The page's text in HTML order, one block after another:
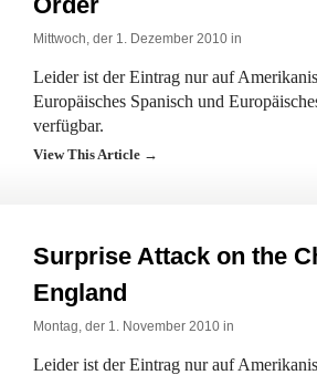
Mittwoch, der 1. Dezember 2010 in
Leider ist der Eintrag nur auf
Europäisches Spanisch und
verfügbar.
View This Article →
Surprise Attack on the
England
Montag, der 1. November 2010 in
Leider ist der Eintrag nur auf